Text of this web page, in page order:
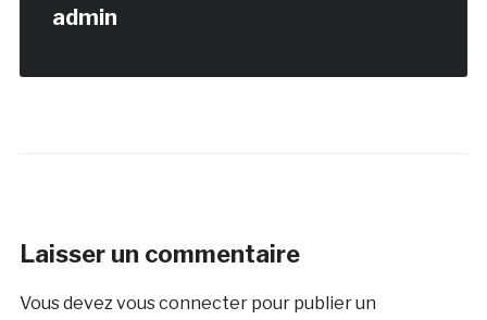
admin
Laisser un commentaire
Vous devezvous connecterpour publier un